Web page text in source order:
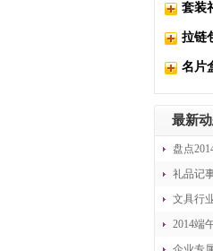
套装
拉链
名片
最新
盘点
礼品记
文具行
2014端